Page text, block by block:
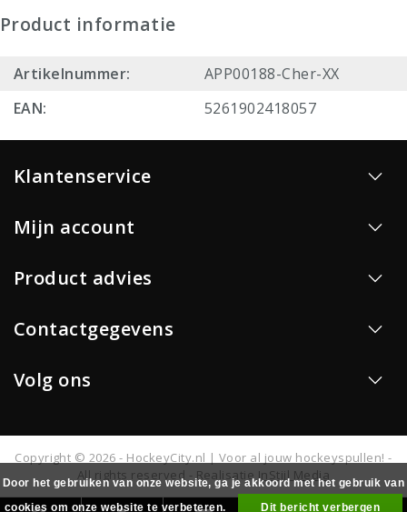
Product informatie
Artikelnummer:
APP00188-Cher-XX
EAN:
5261902418057
Klantenservice
Mijn account
Product advies
Contactgegevens
Volg ons
Copyright © 2026 - HockeyCity.nl | Voor al jouw hockeyspullen! -
All rights reserved - Realisatie InStijl Media
Door het gebruiken van onze website, ga je akkoord met het gebruik van
cookies om onze website te verbeteren.
Dit bericht verbergen